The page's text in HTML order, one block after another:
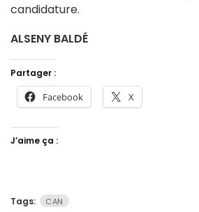
candidature.
ALSENY BALDÉ
Partager :
Facebook X
J’aime ça :
Tags: CAN